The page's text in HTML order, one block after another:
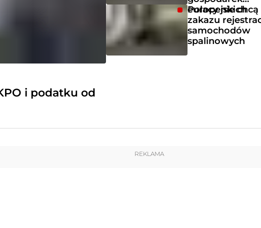
i podatku od
europejskich
Polacy nie chcą
zakazu
samochodów
spalinowych
REKLAMA